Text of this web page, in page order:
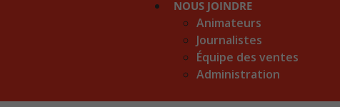
NOUS JOINDRE
Animateurs
Journalistes
Équipe des ventes
Administration